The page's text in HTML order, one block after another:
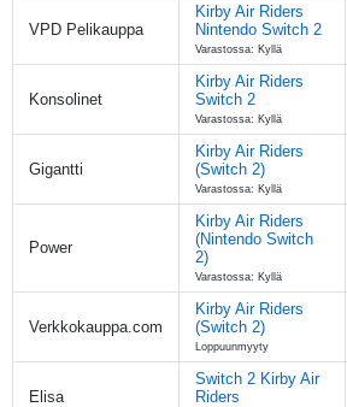
VPD Pelikauppa
Kirby Air Riders
Nintendo Switch 2
Varastossa: Kyllä
Konsolinet
Kirby Air Riders
Switch 2
Varastossa: Kyllä
Gigantti
Kirby Air Riders
(Switch 2)
Varastossa: Kyllä
Power
Kirby Air Riders
(Nintendo Switch
2)
Varastossa: Kyllä
Verkkokauppa.com
Kirby Air Riders
(Switch 2)
Loppuunmyyty
Elisa
Switch 2 Kirby Air
Riders